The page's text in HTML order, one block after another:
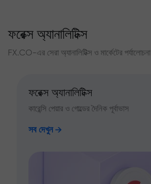
ফরেক্স অ্যানালিটিক্স
FX.CO-এর সেরা অ্যানালিটিক্স ও মার্কেটের পর্যালোচনা
ফরেক্স অ্যানালিটিক্স
কারেন্সি পেয়ার ও গোল্ডের দৈনিক পূর্বাভাস
সব দেখুন